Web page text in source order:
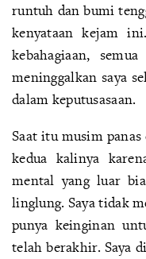
runtuh dan bumi
kenyataan kejam
kebahagiaan,
meninggalkan saya
dalam keputusasaan.
Saat itu musim
kedua kalinya
mental yang luar
linglung. Saya tidak
punya keinginan
telah berakhir. Saya